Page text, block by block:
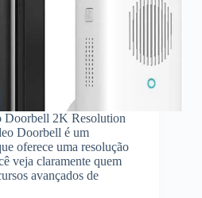
2K Resolution
Doorbell é um
oferece uma resolução
veja claramente quem
avançados de